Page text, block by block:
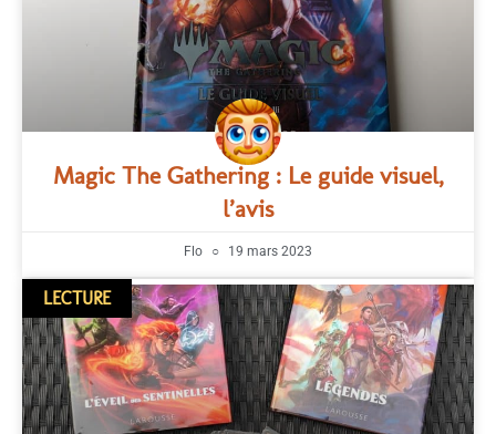
Magic The Gathering : Le guide visuel,
l’avis
Flo 19 mars 2023
LECTURE